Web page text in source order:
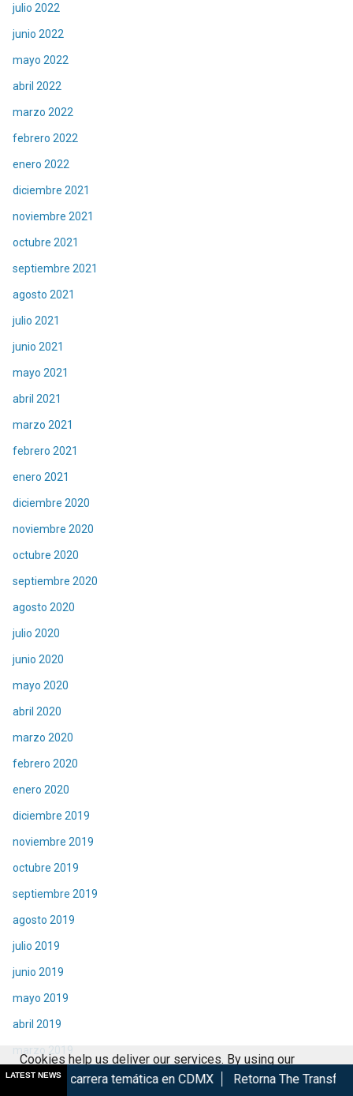
julio 2022
junio 2022
mayo 2022
abril 2022
marzo 2022
febrero 2022
enero 2022
diciembre 2021
noviembre 2021
octubre 2021
septiembre 2021
agosto 2021
julio 2021
junio 2021
mayo 2021
abril 2021
marzo 2021
febrero 2021
enero 2021
diciembre 2020
noviembre 2020
octubre 2020
septiembre 2020
agosto 2020
julio 2020
junio 2020
mayo 2020
abril 2020
marzo 2020
febrero 2020
enero 2020
diciembre 2019
noviembre 2019
octubre 2019
septiembre 2019
agosto 2019
julio 2019
junio 2019
mayo 2019
abril 2019
febrero 2019
LATEST NEWS
temática en CDMX Retorna The Transformers: The Movie
Cookies help us deliver our services. By using our
services, you agree to our use of cookies.
Got it